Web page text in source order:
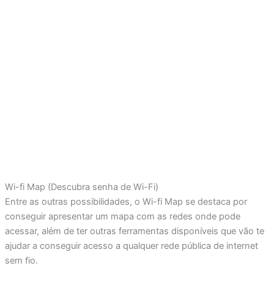
Wi-fi Map (Descubra senha de Wi-Fi)
Entre as outras possibilidades, o Wi-fi Map se destaca por
conseguir apresentar um mapa com as redes onde pode
acessar, além de ter outras ferramentas disponíveis que vão te
ajudar a conseguir acesso a qualquer rede pública de internet
sem fio.